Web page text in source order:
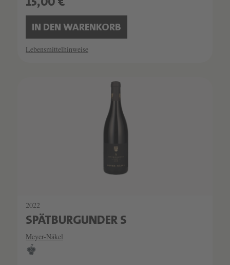
15,00 €
IN DEN WARENKORB
Lebensmittelhinweise
2022
SPÄTBURGUNDER S
Meyer-Näkel